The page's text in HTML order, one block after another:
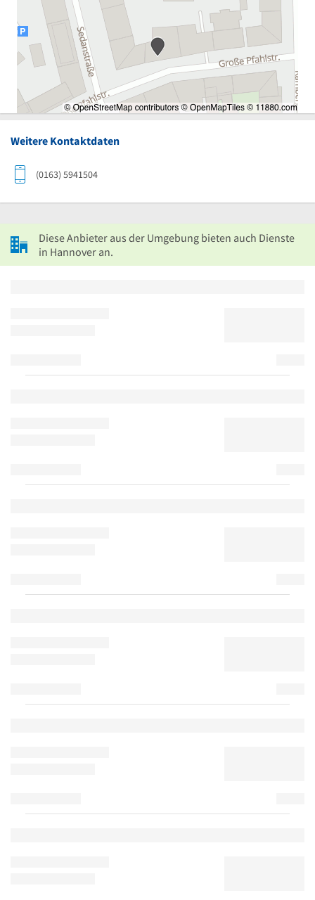
Weitere Kontaktdaten
(0163) 5941504
Diese Anbieter aus der Umgebung bieten auch Dienste
in Hannover an.